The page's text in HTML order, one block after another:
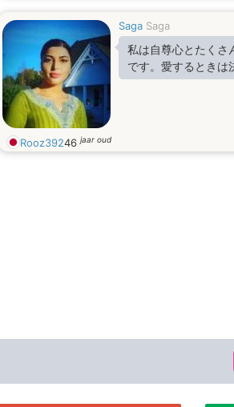
Saga Saga
私は自尊心とたくさ
です。愛するときは
Rooz39246jaar oud